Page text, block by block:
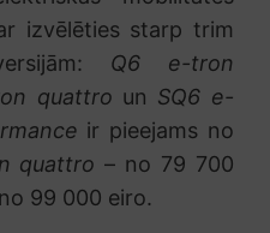
izvēlēties starp trim
Q6 e-tron
quattro un SQ6 e-
ir pieejams no
quattro– no 79 700
99 000 eiro.